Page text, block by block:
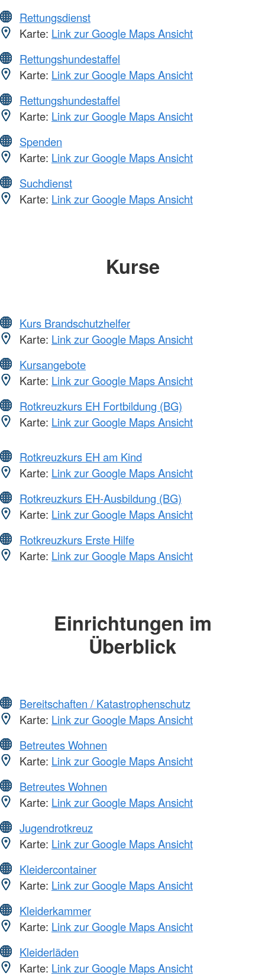
Rettungsdienst
Karte: Link zur Google Maps Ansicht
Rettungshundestaffel
Karte: Link zur Google Maps Ansicht
Rettungshundestaffel
Karte: Link zur Google Maps Ansicht
Spenden
Karte: Link zur Google Maps Ansicht
Suchdienst
Karte: Link zur Google Maps Ansicht
Kurse
Kurs Brandschutzhelfer
Karte: Link zur Google Maps Ansicht
Kursangebote
Karte: Link zur Google Maps Ansicht
Rotkreuzkurs EH Fortbildung (BG)
Karte: Link zur Google Maps Ansicht
Rotkreuzkurs EH am Kind
Karte: Link zur Google Maps Ansicht
Rotkreuzkurs EH-Ausbildung (BG)
Karte: Link zur Google Maps Ansicht
Rotkreuzkurs Erste Hilfe
Karte: Link zur Google Maps Ansicht
Einrichtungen im
Überblick
Bereitschaften / Katastrophenschutz
Karte: Link zur Google Maps Ansicht
Betreutes Wohnen
Karte: Link zur Google Maps Ansicht
Betreutes Wohnen
Karte: Link zur Google Maps Ansicht
Jugendrotkreuz
Karte: Link zur Google Maps Ansicht
Kleidercontainer
Karte: Link zur Google Maps Ansicht
Kleiderkammer
Karte: Link zur Google Maps Ansicht
Kleiderläden
Karte: Link zur Google Maps Ansicht